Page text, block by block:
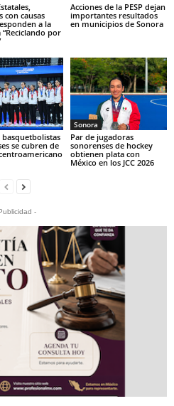
con causas
a la
“Reciclando por
Acciones de la PESP dejan
importantes resultados
en municipios de Sonora
basquetbolistas
se cubren de
Sonora
Par de jugadoras
sonorenses de hockey
obtienen plata con
México en los JCC 2026
-